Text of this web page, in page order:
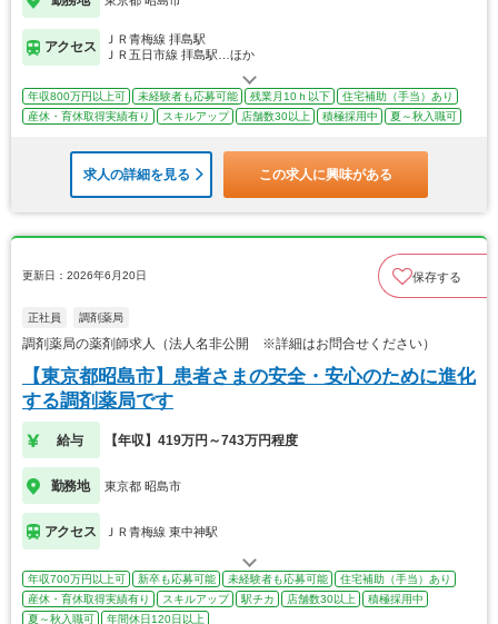
アクセス
ＪＲ青梅線 拝島駅
ＪＲ五日市線 拝島駅…ほか
年収800万円以上可 未経験者も応募可能 残業月10ｈ以下
住宅補助（手当）あり
産休・育休取得実績有り
スキルアップ 店舗数30以上 積極採用中 夏～秋入職可
求人の詳細を見る この求人に興味がある
更新日：2026年6月20日 保存する
正社員 調剤薬局
調剤薬局の薬剤師求人（法人名非公開 ※詳細はお問合せください）
【東京都昭島市】患者さまの安全・安心のために進化
する調剤薬局です
給与 【年収】419万円～743万円程度
勤務地 東京都 昭島市
アクセス ＪＲ青梅線 東中神駅
年収700万円以上可 新卒も応募可能 未経験者も応募可能
住宅補助（手当）あり
産休・育休取得実績有り
スキルアップ 駅チカ 店舗数30以上
積極採用中
夏～秋入職可
年間休日120日以上